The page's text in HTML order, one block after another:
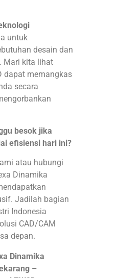
untuk
desain dan
Mari kita lihat
dapat memangkas
secara
besok jika
efisiensi hari ini?
atau hubungi
Dinamika
Jadilah bagian
Indonesia
CAD/CAM
depan.
Dinamika
–